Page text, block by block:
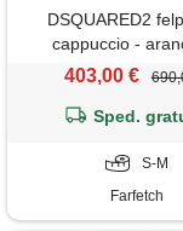
DSQUARED2
cappuccio -
403,00 €
Sped.
S-M
Farfetch